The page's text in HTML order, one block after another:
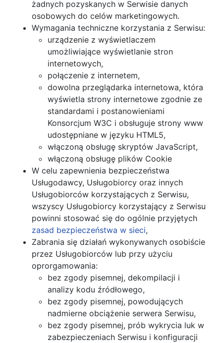
żadnych pozyskanych w Serwisie danych
osobowych do celów marketingowych.
Wymagania techniczne korzystania z Serwisu:
urządzenie z wyświetlaczem
umożliwiające wyświetlanie stron
internetowych,
połączenie z internetem,
dowolna przeglądarka internetowa, która
wyświetla strony internetowe zgodnie ze
standardami i postanowieniami
Konsorcjum W3C i obsługuje strony www
udostępniane w języku HTML5,
włączoną obsługę skryptów JavaScript,
włączoną obsługę plików Cookie
W celu zapewnienia bezpieczeństwa
Usługodawcy, Usługobiorcy oraz innych
Usługobiorców korzystających z Serwisu,
wszyscy Usługobiorcy korzystający z Serwisu
powinni stosować się do ogólnie przyjętych
zasad bezpieczeństwa w sieci,
Zabrania się działań wykonywanych osobiście
przez Usługobiorców lub przy użyciu
oprorgamowania:
bez zgody pisemnej, dekompilacji i
analizy kodu źródłowego,
bez zgody pisemnej, powodujących
nadmierne obciążenie serwera Serwisu,
bez zgody pisemnej, prób wykrycia luk w
zabezpieczeniach Serwisu i konfiguracji